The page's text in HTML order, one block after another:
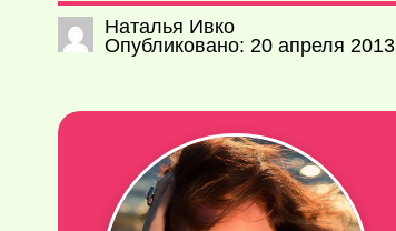
Наталья Ивко
Опубликовано: 20 апреля 2013